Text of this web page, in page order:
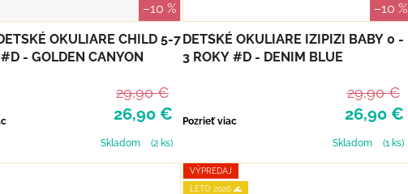
–10 %
OKULIARE CHILD 5-7
- GOLDEN CANYON
26,90 €
29,90 €
Skladom
(2 ks)
–10 %
DETSKÉ OKULIARE IZIPIZI BABY 0 -
3 ROKY #D - DENIM BLUE
26,90 €
29,90 €
Pozrieť viac
Skladom
(1 ks)
VÝPREDAJ
LETO 2026 🌊